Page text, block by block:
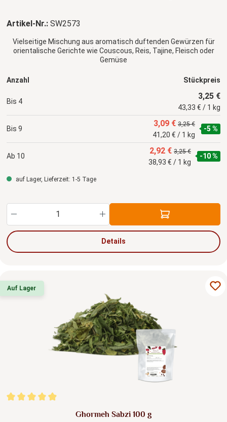
Artikel-Nr.: SW2573
Vielseitige Mischung aus aromatisch duftenden Gewürzen für
orientalische Gerichte wie Couscous, Reis, Tajine, Fleisch oder
Gemüse
Anzahl Stückpreis
Bis 4
3,25 €
43,33 € / 1 kg
Bis 9
3,09 € 3,25 €
41,20 € / 1 kg
-5 %
Ab 10
2,92 € 3,25 €
38,93 € / 1 kg
-10 %
auf Lager, Lieferzeit: 1-5 Tage
Produkt Anzahl: Gib den gewünschten Wert
Details
Auf Lager
Durchschnittliche Bewertung von 4.98 von 5 Sternen
Ghormeh Sabzi 100 g